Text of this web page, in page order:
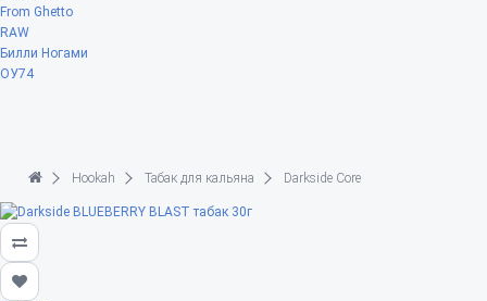
From Ghetto
RAW
Билли Ногами
ОУ74
Hookah Табак для кальяна Darkside Core